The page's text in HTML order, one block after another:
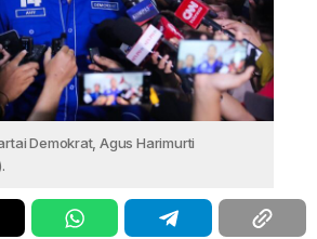
Demokrat, Agus Harimurti